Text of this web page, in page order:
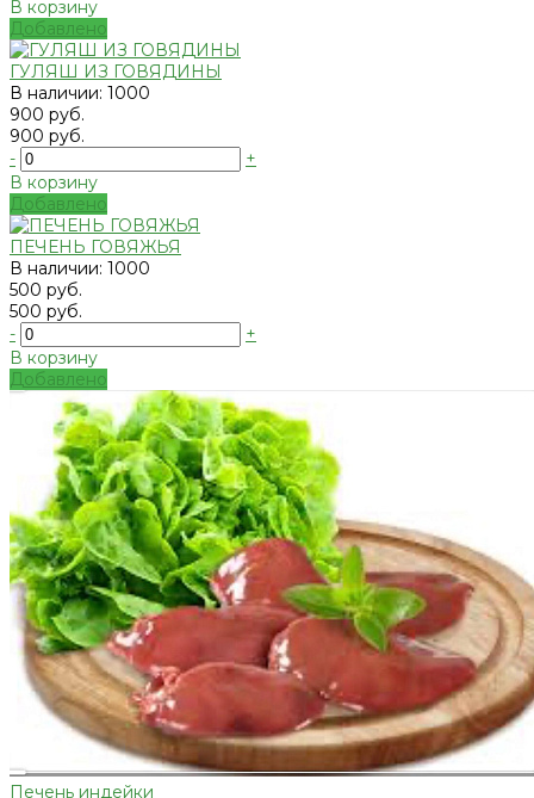
В корзину
Добавлено
ГУЛЯШ ИЗ ГОВЯДИНЫ
В наличии: 1000
900 руб.
900 руб.
-
+
В корзину
Добавлено
ПЕЧЕНЬ ГОВЯЖЬЯ
В наличии: 1000
500 руб.
500 руб.
-
+
В корзину
Добавлено
Печень индейки